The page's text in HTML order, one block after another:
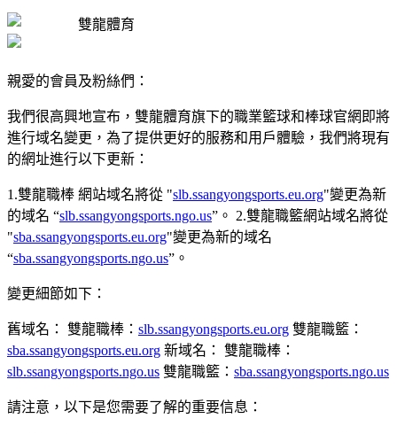
雙龍體育
親愛的會員及粉絲們：
我們很高興地宣布，雙龍體育旗下的職業籃球和棒球官網即將
進行域名變更，為了提供更好的服務和用戶體驗，我們將現有
的網址進行以下更新：
1.雙龍職棒 網站域名將從 "slb.ssangyongsports.eu.org"變更為新
的域名 “slb.ssangyongsports.ngo.us”。 2.雙龍職籃網站域名將從
"sba.ssangyongsports.eu.org"變更為新的域名
“sba.ssangyongsports.ngo.us”。
變更細節如下：
舊域名： 雙龍職棒： slb.ssangyongsports.eu.org 雙龍職籃：
sba.ssangyongsports.eu.org 新域名： 雙龍職棒：
slb.ssangyongsports.ngo.us 雙龍職籃： sba.ssangyongsports.ngo.us
請注意，以下是您需要了解的重要信息：